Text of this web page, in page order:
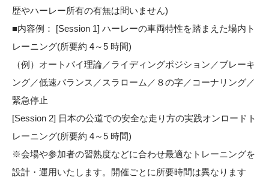
歴やハーレー所有の有無は問いません)
■内容例： [Session 1] ハーレーの車両特性を踏まえた場内ト
レーニング(所要約 4～5 時間)
（例）オートバイ理論／ライディングポジション／ブレーキ
ング／低速バランス／スラローム／８の字／コーナリング／
緊急停止
[Session 2] 日本の公道での安全な走り方の実践オンロードト
レーニング(所要約 4～5 時間)
※会場や参加者の習熟度などに合わせ最適なトレーニングを
設計・運用いたします。開催ごとに所要時間は異なります